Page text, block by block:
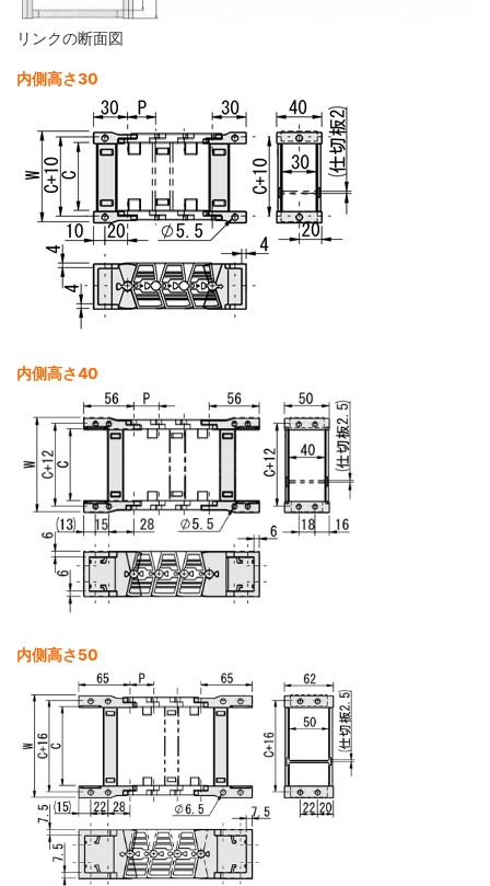
リンクの断面図
内側高さ30
内側高さ40
内側高さ50